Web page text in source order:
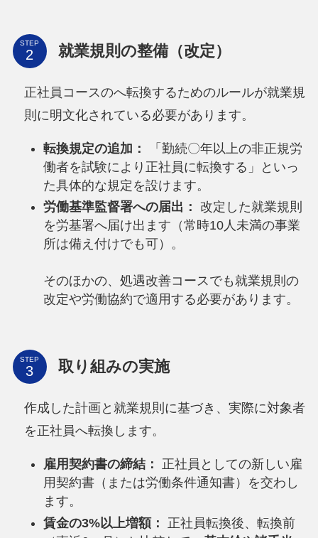
STEP 就業規則の整備（改定）
正社員コースのへ転換するためのルールが就業規
則に明文化されている必要があります。
転換規定の追加：
「勤続〇年以上の非正規労
働者を試験により正社員に転換する」といっ
た具体的な規定を設けます。
労働基準監督署への届出： 改定した就業規則
を労基署へ届け出ます（常時10人未満の事業
所は備え付けでも可）。
そのほかの、処遇改善コースでも就業規則の
改定や労働協約で適用する必要があります。
STEP 取り組みの実施
作成した計画と就業規則に基づき、実際に対象者
を正社員へ転換します。
雇用契約書の締結：
正社員としての新しい雇
用契約書（または労働条件通知書）を交わし
ます。
賃金の3%以上増額：
正社員転換後、転換前